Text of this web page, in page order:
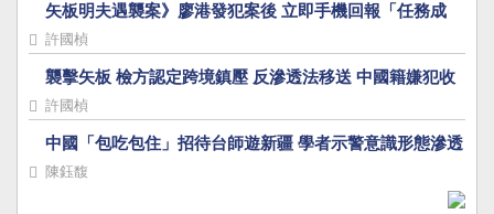
矢板明夫遇襲案》廖港發犯案後 立即手機回報「任務成
功」
許國楨
襲擊矢板 檢方認定跨境鎮壓 反滲透法移送 中國籍嫌犯收
押
許國楨
中國「包吃包住」招待台師遊新疆 學者示警意識形態滲透
陳鈺馥